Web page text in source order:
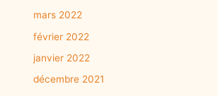
mars 2022
février 2022
janvier 2022
décembre 2021